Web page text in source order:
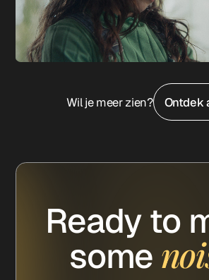
Wil je meer zien? Ontdek
Ready to
some